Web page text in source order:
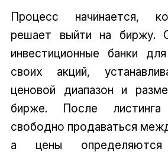
Процесс начинается,
решает выйти на биржу.
инвестиционные банки
своих акций,
ценовой диапазон и
бирже. После
свободно продаваться
а цены